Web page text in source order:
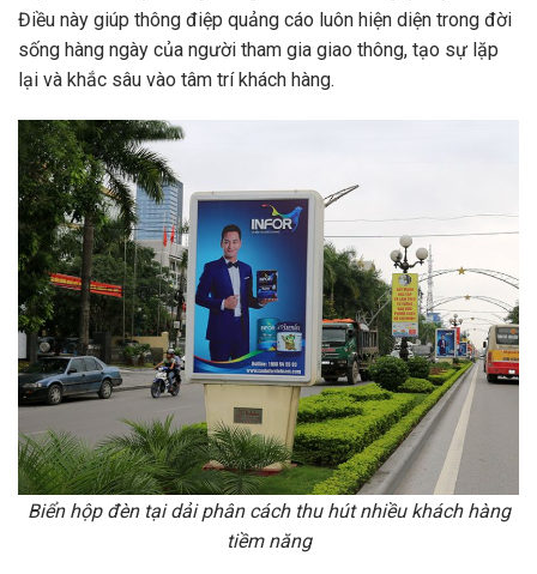
Điều này giúp thông điệp quảng cáo luôn hiện diện trong đời
sống hàng ngày của người tham gia giao thông, tạo sự lặp
lại và khắc sâu vào tâm trí khách hàng.
Biển hộp đèn tại dải phân cách thu hút nhiều khách hàng
tiềm năng